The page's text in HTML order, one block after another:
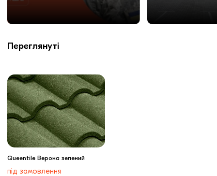
Переглянуті
Queentile Верона зелений
під замовлення